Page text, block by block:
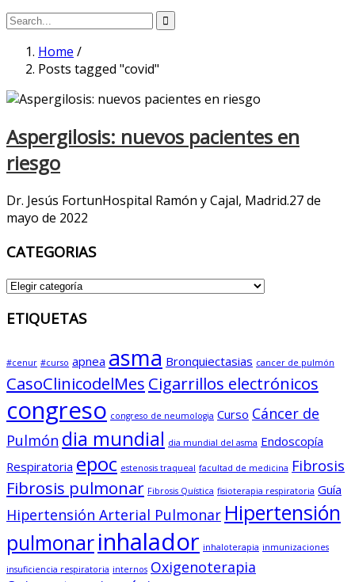
Home /
Posts tagged "covid"
Aspergilosis: nuevos pacientes en
riesgo
Dr. Jesús FortunHospital Ramón y Cajal, Madrid.27 de
mayo de 2022
CATEGORIAS
CATEGORIAS
ETIQUETAS
#cenur #curso apnea asma Bronquiectasias cancer de pulmón
CasoClinicodelMes Cigarrillos electrónicos
congreso congreso de neumologia Curso Cáncer de
Pulmón dia mundial dia mundial del asma Endoscopía
Respiratoria epoc estenosis traqueal facultad de medicina Fibrosis
Fibrosis pulmonar Fibrosis Quística fisioterapia respiratoria Guía
Hipertensión Arterial Pulmonar Hipertensión
pulmonarinhalador inhaloterapia inmunizaciones
insuficiencia respiratoria internos Oxigenoterapia